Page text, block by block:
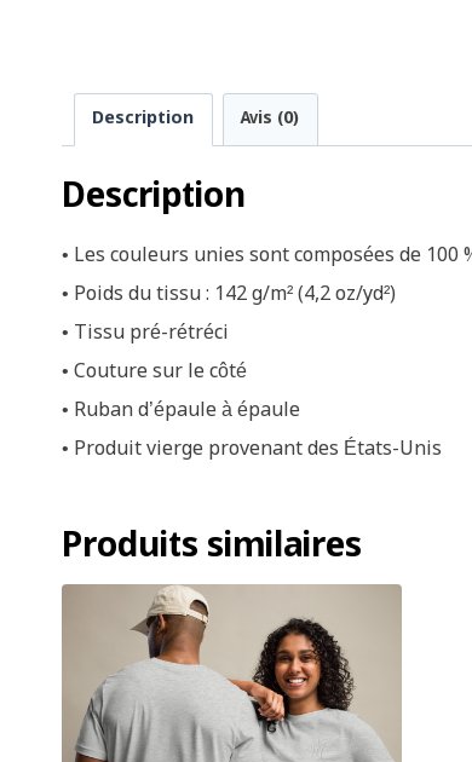
Description Avis (0)
Description
• Les couleurs unies sont composées de
• Poids du tissu : 142 g/m² (4,2 oz/yd²)
• Tissu pré-rétréci
• Couture sur le côté
• Ruban d’épaule à épaule
• Produit vierge provenant des États-Unis
Produits similaires